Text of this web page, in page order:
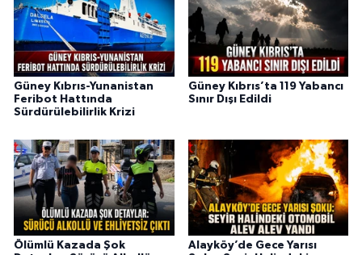
Güney Kıbrıs-Yunanistan
Feribot Hattında
Sürdürülebilirlik Krizi
Güney Kıbrıs’ta 119 Yabancı
Sınır Dışı Edildi
Ölümlü Kazada Şok
Alayköy’de Gece Yarısı